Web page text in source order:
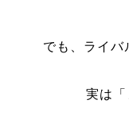
でも、ライバ
実は「